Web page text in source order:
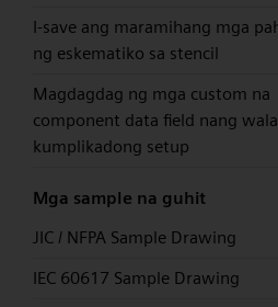
I-save ang maramihang mga
ng eskematiko sa stencil
Magdagdag ng mga custom na
component data field nang
kumplikadong setup
Mga sample na guhit
JIC / NFPA Sample Drawing
IEC 60617 Sample Drawing